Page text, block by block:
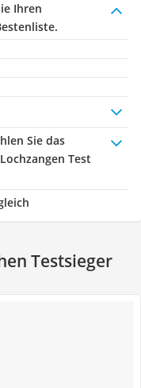
Ihren
Sie das
Test
Testsieger